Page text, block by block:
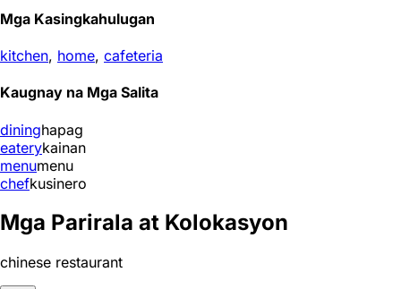
Mga Kasingkahulugan
kitchen, home, cafeteria
Kaugnay na Mga Salita
dininghapag
eaterykainan
menumenu
chefkusinero
Mga Parirala at Kolokasyon
chinese restaurant